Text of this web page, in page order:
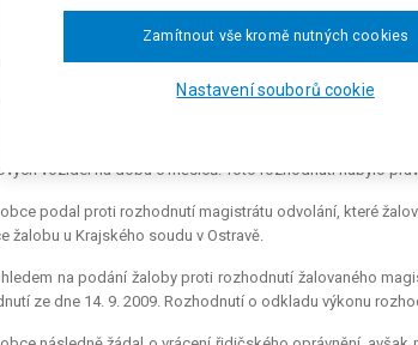
Krajského soudu v Ostravě ze dne 14. 2. 2013, čj. 22
nález Ústavního soudu č. 159/2008 Sb. ÚS (sp. zn.
P. proti Krajskému úřadu Olomouckého kraje o vrácení
města Olomouc (dále jen "magistrát") rozhodnutím
vozidel na dobu 6 měsíců. Toto rozhodnutí nabylo
podal proti rozhodnutí magistrátu odvolání, které
žalobu u Krajského soudu v Ostravě.
na podání žaloby proti rozhodnutí žalovaného
ze dne 14. 9. 2009. Rozhodnutí o odkladu výkonu
Nastavení souborů cookie
Zamítnout vše kromě nutných cookies